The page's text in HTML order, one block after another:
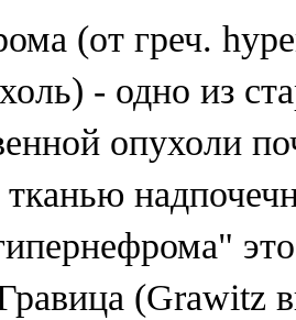
(от греч.
- одно из
опухоли
тканью
(Grawitz